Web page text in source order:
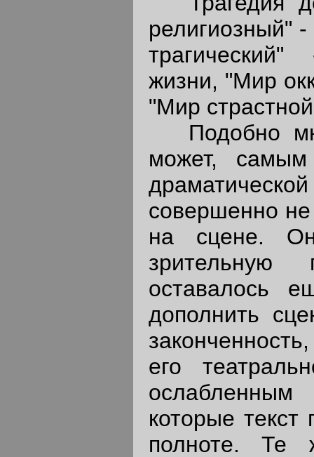
религиозный"
жизни, "Мир
"Мир
Подобно
может, самым
совершенно
на сцене.
оставалось
дополнить
его
которые
полноте. Те